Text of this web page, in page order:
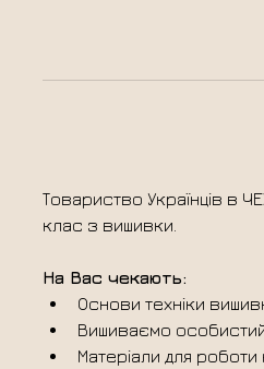
Товариство Українців в
клас з вишивки.
На Вас чекають:
Основи техніки
Вишиваємо
Матеріали для роботи